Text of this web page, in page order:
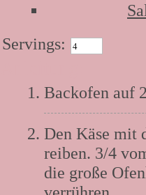
Servings:
Backofen auf
Den Käse mit
reiben. 3/4
die große